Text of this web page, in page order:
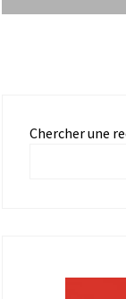
Chercher une